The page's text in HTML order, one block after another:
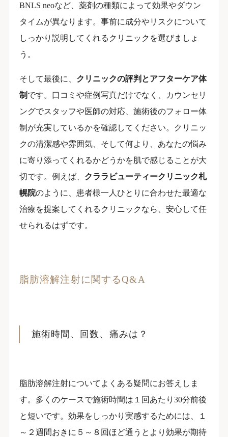
BNLS neoなど、薬剤の種類によって効果やダウン
タイムが異なります。事前に成分やリスクについて
しっかり説明してくれるクリニックを選びましょ
う。
そして最後に、 クリニックの評判とアフターケア体
制 です。口コミや症例写真だけでなく、カウンセリ
ングでスタッフや医師の対応、施術後のフォロー体
制が充実しているかを確認してください。クリニッ
クの清潔感や雰囲気、そして何より、あなたの悩み
に寄り添ってくれるかどうかを肌で感じることが大
切です。例えば、 クララビューティークリニック札
幌院のように、患者様一人ひとりに合わせた最適な
治療を提案してくれるクリニックなら、安心して任
せられるはずです。
脂肪溶解注射に関するQ&A
施術時間、回数、痛みは？
脂肪溶解注射についてよくある疑問にお答えしま
す。多くのケースで施術時間は１回あたり30分前後
と短いです。効果をしっかり実感するためには、１
～２週間おきに５～８回ほど通うとより効果が期待